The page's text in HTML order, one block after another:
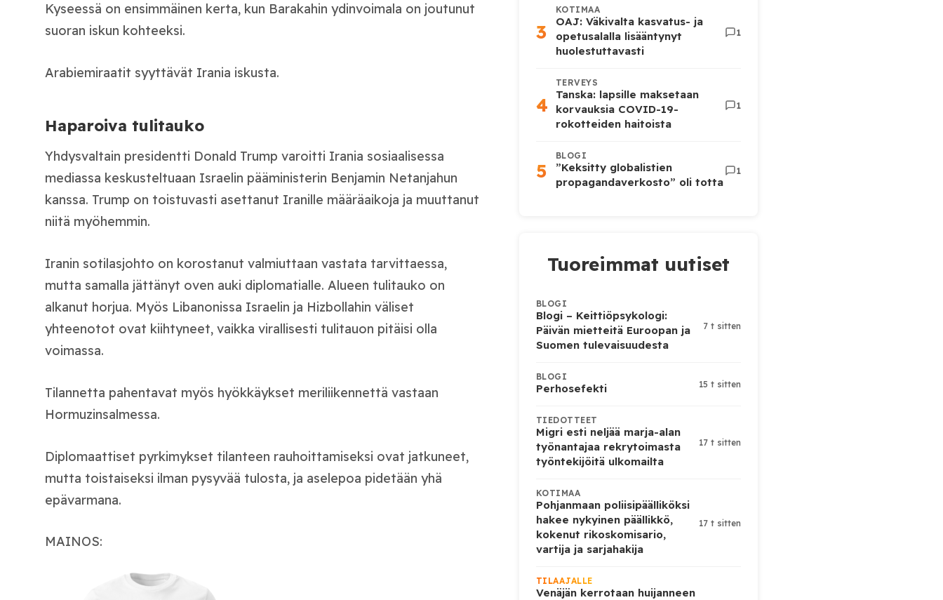
Kyseessä on ensimmäinen kerta, kun Barakahin ydinvoimala on joutunut
suoran iskun kohteeksi.
Arabiemiraatit syyttävät Irania iskusta.
Haparoiva tulitauko
Yhdysvaltain presidentti Donald Trump varoitti Irania sosiaalisessa
mediassa keskusteltuaan Israelin pääministerin Benjamin Netanjahun
kanssa. Trump on toistuvasti asettanut Iranille määräaikoja ja muuttanut
niitä myöhemmin.
Iranin sotilasjohto on korostanut valmiuttaan vastata tarvittaessa,
mutta samalla jättänyt oven auki diplomatialle. Alueen tulitauko on
alkanut horjua. Myös Libanonissa Israelin ja Hizbollahin väliset
yhteenotot ovat kiihtyneet, vaikka virallisesti tulitauon pitäisi olla
voimassa.
Tilannetta pahentavat myös hyökkäykset meriliikennettä vastaan
Hormuzinsalmessa.
Diplomaattiset pyrkimykset tilanteen rauhoittamiseksi ovat jatkuneet,
mutta toistaiseksi ilman pysyvää tulosta, ja aselepoa pidetään yhä
epävarmana.
MAINOS:
3
KOTIMAA
OAJ: Väkivalta kasvatus- ja
opetusalalla lisääntynyt
huolestuttavasti
1
4
TERVEYS
Tanska: lapsille maksetaan
korvauksia COVID-19-
rokotteiden haitoista
1
5
BLOGI
”Keksitty globalistien
propagandaverkosto” oli totta
1
Tuoreimmat uutiset
BLOGI
Blogi – Keittiöpsykologi:
Päivän mietteitä Euroopan ja
Suomen tulevaisuudesta
7 t sitten
BLOGI
Perhosefekti 15 t sitten
TIEDOTTEET
Migri esti neljää marja-alan
työnantajaa rekrytoimasta
työntekijöitä ulkomailta
17 t sitten
KOTIMAA
Pohjanmaan poliisipäälliköksi
hakee nykyinen päällikkö,
kokenut rikoskomisario,
vartija ja sarjahakija
17 t sitten
TILAAJALLE
Venäjän kerrotaan huijanneen